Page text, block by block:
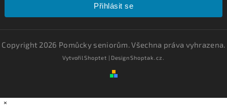
Přihlásit se
Copyright 2026 Pomůcky seniorům. Všechna práva vyhrazena.
VytvořilShoptet | DesignShoptak.cz.
×